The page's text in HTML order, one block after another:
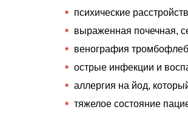
психические
выраженная почечная,
венография
острые инфекции и
аллергия на йод,
тяжелое состояние